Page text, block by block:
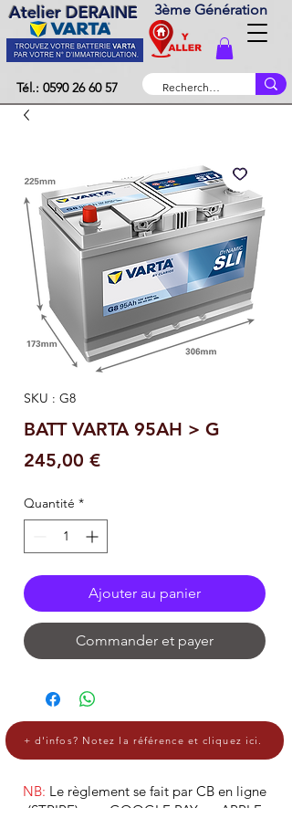
Atelier DERAINE 3ème Génération
Tél.: 0590 26 60 57
SKU : G8
BATT VARTA 95AH > G
245,00 €Prix
Quantité *
Ajouter au panier
Commander et payer
+ d'infos? Notez la référence et cliquez ici.
NB: Le règlement se fait par CB en ligne
(STRIPE), par GOOGLE PAY ou APPLE